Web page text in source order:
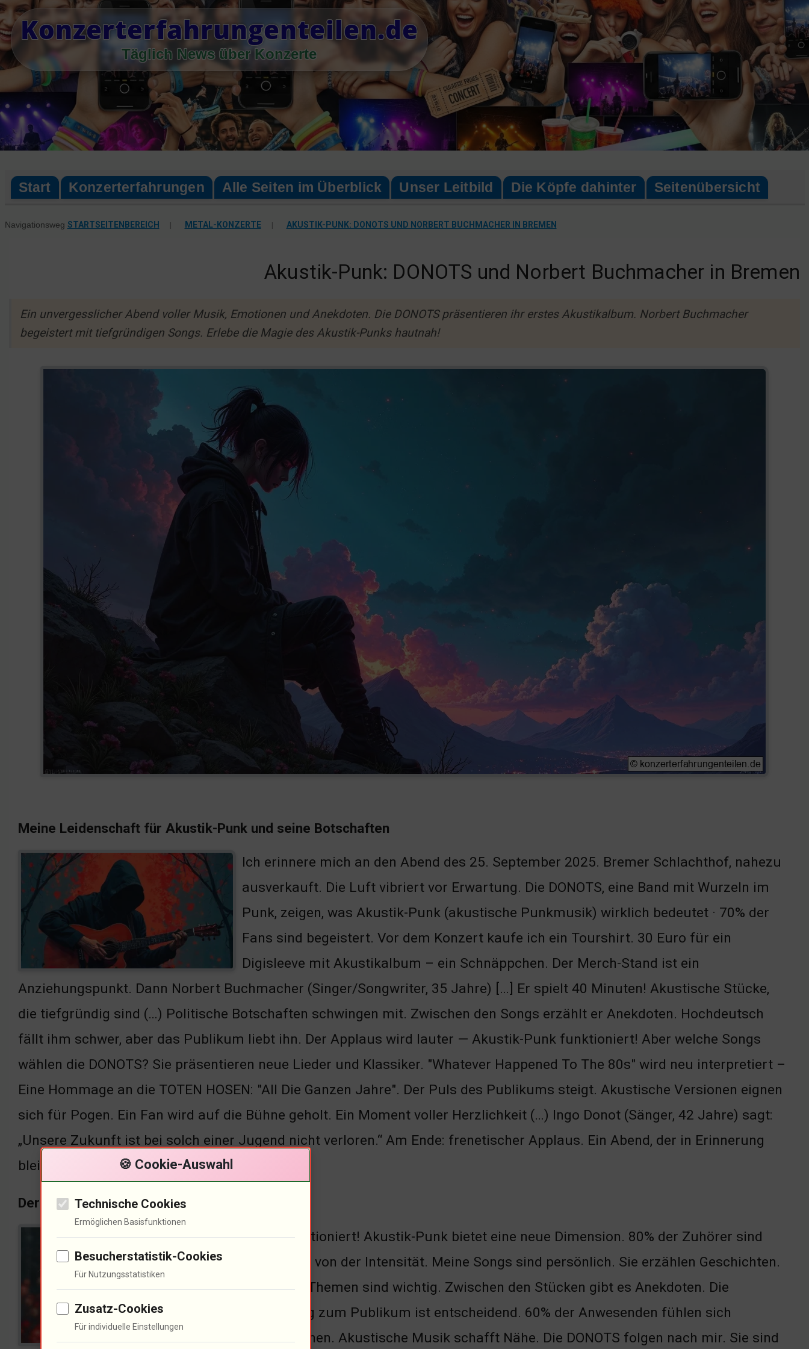
Skip
to
content
Konzerterfahrungenteilen.de
Täglich News über Konzerte
Start Konzerterfahrungen Alle Seiten im Überblick Unser Leitbild Die Köpfe dahinter Seitenübersicht
Navigationsweg STARTSEITENBEREICH | METAL-KONZERTE | AKUSTIK-PUNK: DONOTS UND NORBERT BUCHMACHER IN BREMEN
Akustik-Punk: DONOTS und Norbert Buchmacher in Bremen
Ein unvergesslicher Abend voller Musik, Emotionen und Anekdoten. Die DONOTS präsentieren ihr erstes Akustikalbum. Norbert Buchmacher
begeistert mit tiefgründigen Songs. Erlebe die Magie des Akustik-Punks hautnah!
Meine Leidenschaft für Akustik-Punk und seine Botschaften
Ich erinnere mich an den Abend des 25. September 2025. Bremer Schlachthof, nahezu
ausverkauft. Die Luft vibriert vor Erwartung. Die DONOTS, eine Band mit Wurzeln im
Punk, zeigen, was Akustik-Punk (akustische Punkmusik) wirklich bedeutet · 70% der
Fans sind begeistert. Vor dem Konzert kaufe ich ein Tourshirt. 30 Euro für ein
Digisleeve mit Akustikalbum – ein Schnäppchen. Der Merch-Stand ist ein
Anziehungspunkt. Dann Norbert Buchmacher (Singer/Songwriter, 35 Jahre) […] Er spielt 40 Minuten! Akustische Stücke,
die tiefgründig sind (…) Politische Botschaften schwingen mit. Zwischen den Songs erzählt er Anekdoten. Hochdeutsch
fällt ihm schwer, aber das Publikum liebt ihn. Der Applaus wird lauter — Akustik-Punk funktioniert! Aber welche Songs
wählen die DONOTS? Sie präsentieren neue Lieder und Klassiker. "Whatever Happened To The 80s" wird neu interpretiert –
Eine Hommage an die TOTEN HOSEN: "All Die Ganzen Jahre". Der Puls des Publikums steigt. Akustische Versionen eignen
sich für Pogen. Ein Fan wird auf die Bühne geholt. Ein Moment voller Herzlichkeit (…) Ingo Donot (Sänger, 42 Jahre) sagt:
„Unsere Zukunft ist bei solch einer Jugend nicht verloren.“ Am Ende: frenetischer Applaus. Ein Abend, der in Erinnerung
bleibt.
Der Auftritt von Norbert Buchmacher
Ja, es funktioniert! Akustik-Punk bietet eine neue Dimension. 80% der Zuhörer sind
überrascht von der Intensität. Meine Songs sind persönlich. Sie erzählen Geschichten.
Politische Themen sind wichtig. Zwischen den Stücken gibt es Anekdoten. Die
Verbindung zum Publikum ist entscheidend. 60% der Anwesenden fühlen sich
angesprochen. Akustische Musik schafft Nähe. Die DONOTS folgen nach mir. Sie sind
🍪 Cookie-Auswahl
Technische Cookies
Ermöglichen Basisfunktionen
Besucherstatistik-Cookies
Für Nutzungsstatistiken
Zusatz-Cookies
Für individuelle Einstellungen